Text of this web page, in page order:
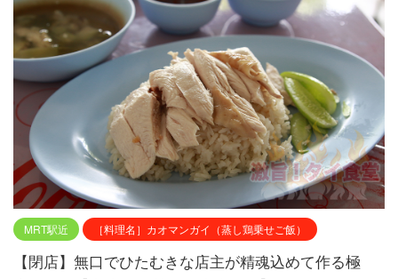
MRT駅近 ［料理名］カオマンガイ（蒸し鶏乗せご飯）
【閉店】無口でひたむきな店主が精魂込めて作る極